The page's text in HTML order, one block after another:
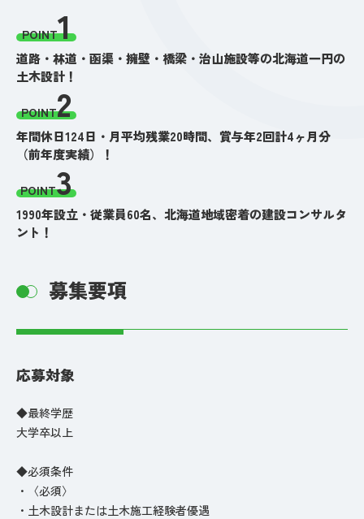
POINT1
道路・林道・函渠・擁壁・橋梁・治山施設等の北海道一円の
土木設計！
POINT2
年間休日124日・月平均残業20時間、賞与年2回計4ヶ月分
（前年度実績）！
POINT3
1990年設立・従業員60名、北海道地域密着の建設コンサルタ
ント！
募集要項
応募対象
◆最終学歴
大学卒以上
◆必須条件
・〈必須〉
・土木設計または土木施工経験者優遇